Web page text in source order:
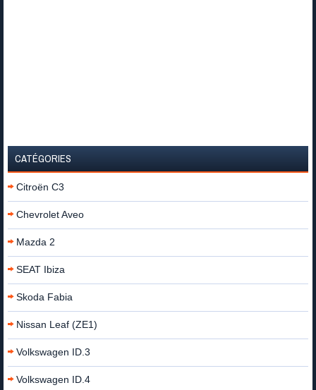
CATÉGORIES
Citroën C3
Chevrolet Aveo
Mazda 2
SEAT Ibiza
Skoda Fabia
Nissan Leaf (ZE1)
Volkswagen ID.3
Volkswagen ID.4